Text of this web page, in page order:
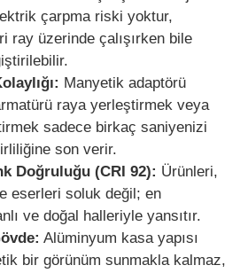
çarpma riski yoktur,
ray üzerinde çalışırken bile
Manyetik adaptörü
raya yerleştirmek veya
sadece birkaç saniyenizi
son verir.
Doğruluğu (CRI 92): Ürünleri,
eserleri soluk değil; en
ve doğal halleriyle yansıtır.
Alüminyum kasa yapısı
bir görünüm sunmakla kalmaz,